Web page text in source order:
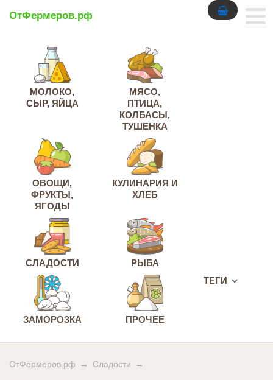
ОтФермеров.рф
МОЛОКО,
СЫР, ЯЙЦА
МЯСО,
ПТИЦА,
КОЛБАСЫ,
ТУШЕНКА
ОВОЩИ,
ФРУКТЫ,
ЯГОДЫ
КУЛИНАРИЯ И
ХЛЕБ
СЛАДОСТИ РЫБА
ЗАМОРОЗКА ПРОЧЕЕ
ТЕГИ
ОтФермеров.рф → Сладости →